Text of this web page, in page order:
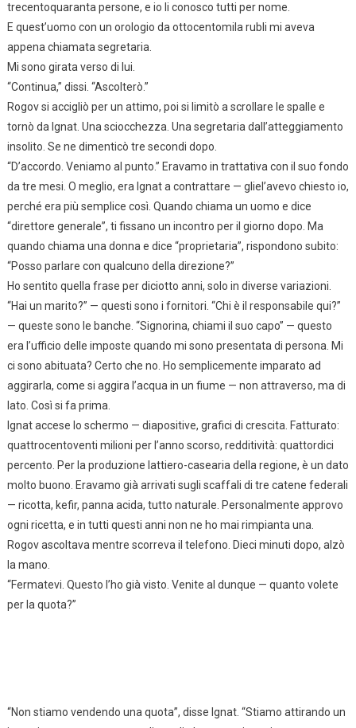
trecentoquaranta persone, e io li conosco tutti per nome.
E quest’uomo con un orologio da ottocentomila rubli mi aveva
appena chiamata segretaria.
Mi sono girata verso di lui.
“Continua,” dissi. “Ascolterò.”
Rogov si accigliò per un attimo, poi si limitò a scrollare le spalle e
tornò da Ignat. Una sciocchezza. Una segretaria dall’atteggiamento
insolito. Se ne dimenticò tre secondi dopo.
“D’accordo. Veniamo al punto.” Eravamo in trattativa con il suo fondo
da tre mesi. O meglio, era Ignat a contrattare — gliel’avevo chiesto io,
perché era più semplice così. Quando chiama un uomo e dice
“direttore generale”, ti fissano un incontro per il giorno dopo. Ma
quando chiama una donna e dice “proprietaria”, rispondono subito:
“Posso parlare con qualcuno della direzione?”
Ho sentito quella frase per diciotto anni, solo in diverse variazioni.
“Hai un marito?” — questi sono i fornitori. “Chi è il responsabile qui?”
— queste sono le banche. “Signorina, chiami il suo capo” — questo
era l’ufficio delle imposte quando mi sono presentata di persona. Mi
ci sono abituata? Certo che no. Ho semplicemente imparato ad
aggirarla, come si aggira l’acqua in un fiume — non attraverso, ma di
lato. Così si fa prima.
Ignat accese lo schermo — diapositive, grafici di crescita. Fatturato:
quattrocentoventi milioni per l’anno scorso, redditività: quattordici
percento. Per la produzione lattiero-casearia della regione, è un dato
molto buono. Eravamo già arrivati sugli scaffali di tre catene federali
— ricotta, kefir, panna acida, tutto naturale. Personalmente approvo
ogni ricetta, e in tutti questi anni non ne ho mai rimpianta una.
Rogov ascoltava mentre scorreva il telefono. Dieci minuti dopo, alzò
la mano.
“Fermatevi. Questo l’ho già visto. Venite al dunque — quanto volete
per la quota?”
“Non stiamo vendendo una quota”, disse Ignat. “Stiamo attirando un